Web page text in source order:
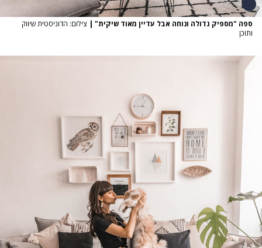
ספה "מספיק גדולה ונוחה אבל עדיין מאוד שיקית" | צילום: הדוניסטית שיווק
ותוכן